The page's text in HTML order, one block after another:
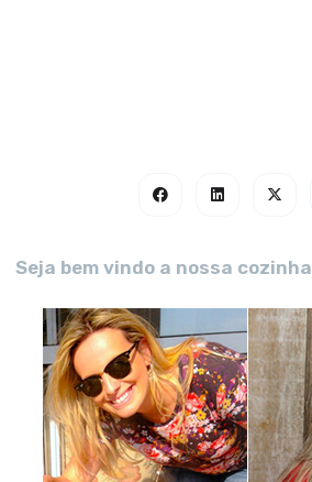
Seja bem vindo a nossa cozinha